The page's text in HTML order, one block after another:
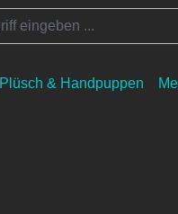
Plüsch & Handpuppen